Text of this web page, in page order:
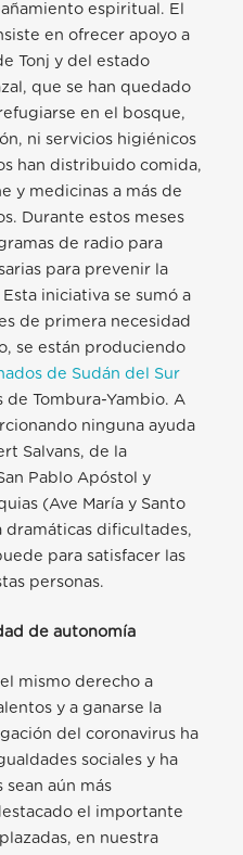
espiritual. El
en ofrecer apoyo a
Tonj y del estado
que se han quedado
en el bosque,
ni servicios higiénicos
han distribuido comida,
y medicinas a más de
Durante estos meses
de radio para
para prevenir la
iniciativa se sumó a
de primera necesidad
se están produciendo
de Sudán del Sur
de Tombura-Yambio. A
ninguna ayuda
Salvans, de la
Pablo Apóstol y
(Ave María y Santo
dramáticas dificultades,
para satisfacer las
personas.
de autonomía
mismo derecho a
y a ganarse la
del coronavirus ha
sociales y ha
sean aún más
el importante
en nuestra